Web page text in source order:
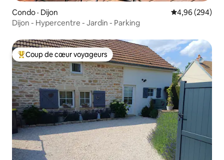
Condo · Dijon Note
4,96 (294)
Dijon - Hypercentre - Jardin - Parking
Coup de cœur voyageurs parmi les plus aimés
Coup de cœur voyageurs